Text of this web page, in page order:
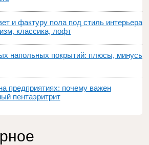
и фактуру пола под стиль интерьера:
классика, лофт
напольных покрытий: плюсы, минусы,
предприятиях: почему важен
пентаэритрит